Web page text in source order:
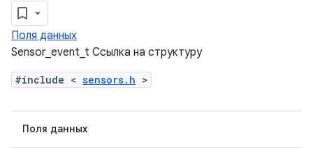
Поля данных
Sensor_event_t Ссылка на структуру
#include < sensors.h >
Поля данных